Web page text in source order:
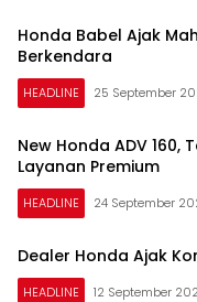
Honda Babel Ajak
Berkendara
HEADLINE 25 September
New Honda ADV 160,
Layanan Premium
HEADLINE 24 September
Dealer Honda Ajak
HEADLINE 12 September